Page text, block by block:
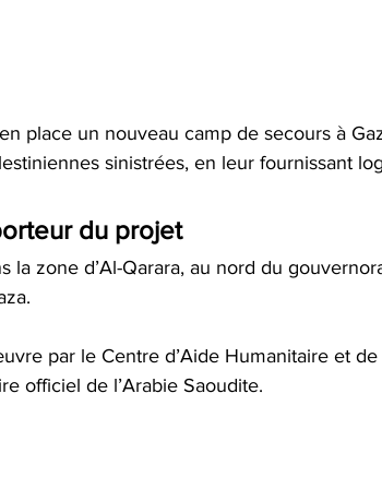
place un nouveau camp de secours à
sinistrées, en leur fournissant
du projet
la zone d’Al-Qarara, au nord du
par le Centre d’Aide Humanitaire et
officiel de l’Arabie Saoudite.